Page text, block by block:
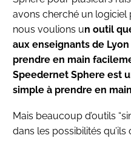
avons cherché un logiciel
nous voulions un outil
aux enseignants de Lyon
prendre en main
Speedernet Sphere est
simple à prendre en main
Mais beaucoup d’outils
dans les possibilités qu’ils